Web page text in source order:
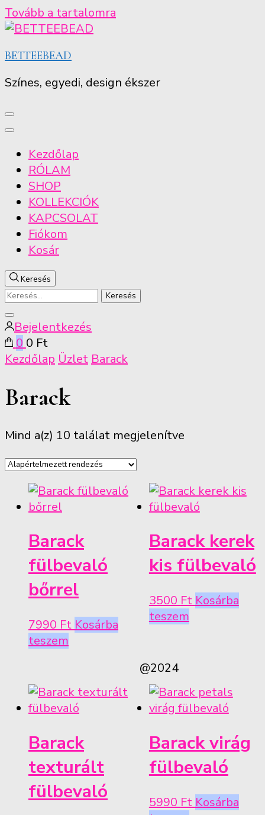
Tovább a tartalomra
BETTEEBEAD
Színes, egyedi, design ékszer
Kezdőlap
RÓLAM
SHOP
KOLLEKCIÓK
KAPCSOLAT
Fiókom
Kosár
Keresés
Keresés:
Keresés
bezárása
Bejelentkezés
0 0 Ft
Kezdőlap Üzlet Barack
Barack
Mind a(z) 10 találat megjelenítve
Barack
fülbevaló
bőrrel
7990 Ft Kosárba
teszem
Barack kerek
kis fülbevaló
3500 Ft Kosárba
teszem
Barack
texturált
fülbevaló
Barack virág
fülbevaló
5990 Ft Kosárba
@2024